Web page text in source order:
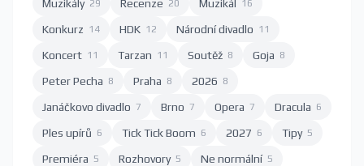
Muzikály 29 Recenze 20 Muzikál 16
Konkurz 14 HDK 12 Národní divadlo 11
Koncert 11 Tarzan 11 Soutěž 8 Goja 8
Peter Pecha 8 Praha 8 2026 8
Janáčkovo divadlo 7 Brno 7 Opera 7 Dracula 6
Ples upírů 6 Tick Tick Boom 6 2027 6 Tipy 5
Premiéra 5 Rozhovory 5 Ne normální 5